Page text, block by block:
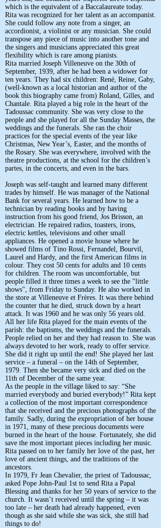
which is the equivalent of a Baccalaureate today.
Rita was recognized for her talent as an accompanist.
She could follow any note from a singer, an
accordionist, a violinist or any musician. She could
transpose any piece of music into another tone and
the singers and musicians appreciated this great
flexibility which is rare among pianists.
Rita married Joseph Villeneuve on the 30th of
September, 1939, after he had been a widower for
ten years. They had six children: René, Reine, Gaby,
(well-known as a local historian and author of the
book this biography came from) Roland, Gilles, and
Chantale. Rita played a big role in the heart of the
Tadoussac community. She was very close to the
people and she played for all the Sunday Masses, the
weddings and the funerals. She ran the choir
practices for the special events of the year like
Christmas, New Year’s, Easter, and the months of
the Rosary. She was everywhere, involved with the
theatre productions, at the school for the children’s
partes, in the concerts, and even in the bars.
Joseph was self-taught and learned many different
trades by himself. He was manager of the National
Bank for several years. He learned how to be a
technician by reading books and by having
instruction from his good friend, Jos Brisson, an
electrician. He repaired radios, toasters, irons,
electric kettles, televisions and other small
appliances. He opened a movie house where he
showed films of Tino Rossi, Fernandel, Bourvil,
Laurel and Hardy, and the first American films in
colour. They cost 50 cents for adults and 10 cents
for children. The room was uncomfortable, but
people filled it three times a week to see the "little
shows", from Friday to Sunday. He also worked in
the store at Villeneuve et Frères. It was there behind
the counter that he died, struck down by a heart
attack. It was 1960 and he was only 56 years old.
All her life Rita played for the main events of the
parish: the baptisms, the weddings and the funerals.
People relied on her and they had reason to. She was
always devoted to her work, ready to offer service.
She did it right up until the end! She played her last
service – a funeral – on the 14th of September,
1979. Then she became very sick and died on the
11th of December of the same year.
As the people in the village liked to say: “She
married everybody and buried everybody!” Rita kept
a collection of the most important correspondence
that she received and the precious photographs of the
family. Sadly, during the expropriation of her house
in 1971, many of these precious documents were
burned in the heart of the house. Fortunately, she did
save the most important pieces including her music.
Rita passed on to her family her love of the past, her
love of ancient things, and the traditions of the
ancestors.
In 1979, Fr Jean Chevalier, the priest of Tadoussac,
asked Pope John-Paul 1st to send Rita a Papal
Blessing and thanks for her 50 years of service to the
church. It wasn’t received until the spring – it was
too late – her death had already happened, even
though as she said while she was sick, she still had
things to do!